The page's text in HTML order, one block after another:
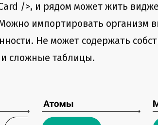
/>, и рядом может жить
импортировать организм
Не может содержать
сложные таблицы.